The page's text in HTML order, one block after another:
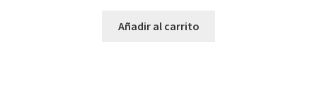
Añadir al carrito